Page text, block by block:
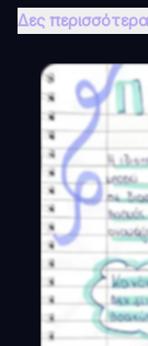
Δες περισσότερα